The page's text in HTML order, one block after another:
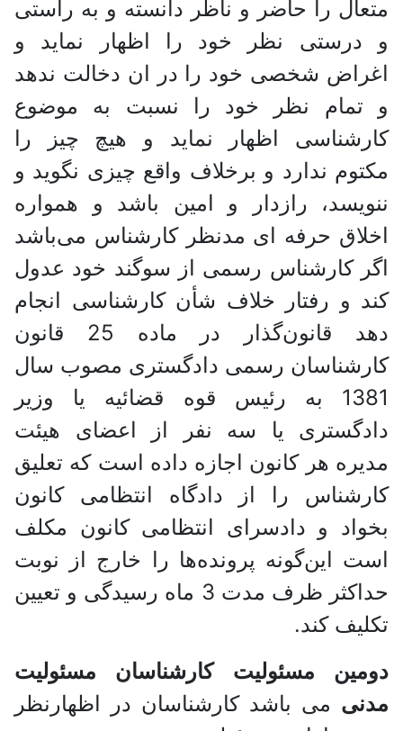
متعال را حاضر و ناظر دانسته و به راستی
و درستی نظر خود را اظهار نماید و
اغراض شخصی خود را در ان دخالت ندهد
و تمام نظر خود را نسبت به موضوع
کارشناسی اظهار نماید و هیچ چیز را
مکتوم ندارد و برخلاف واقع چیزی نگوید و
ننویسد، رازدار و امین باشد و همواره
اخلاق حرفه ای مدنظر کارشناس می‌باشد
اگر کارشناس رسمی از سوگند خود عدول
کند و رفتار خلاف شأن کارشناسی انجام
دهد قانون‌گذار در ماده 25 قانون
کارشناسان رسمی دادگستری مصوب سال
1381 به رئیس قوه قضائیه یا وزیر
دادگستری یا سه نفر از اعضای هیئت
مدیره هر کانون اجازه داده است که تعلیق
کارشناس را از دادگاه انتظامی کانون
بخواد و دادسرای انتظامی کانون مکلف
است این‌گونه پرونده‌ها را خارج از نوبت
حداکثر ظرف مدت 3 ماه رسیدگی و تعیین
تکلیف کند.
دومین مسئولیت کارشناسان مسئولیت
مدنی می باشد کارشناسان در اظهارنظر